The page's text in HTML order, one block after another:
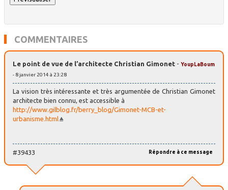
COMMENTAIRES
Le point de vue de l’architecte Christian Gimonet - YoupLaBoum
- 8 janvier 2014 à 23:28
La vision très intéressante et très argumentée de Christian Gimonet
architecte bien connu, est accessible à
http://www.gilblog.fr/berry_blog/Gimonet-MCB-et-
urbanisme.html
Répondre à ce message
#39433